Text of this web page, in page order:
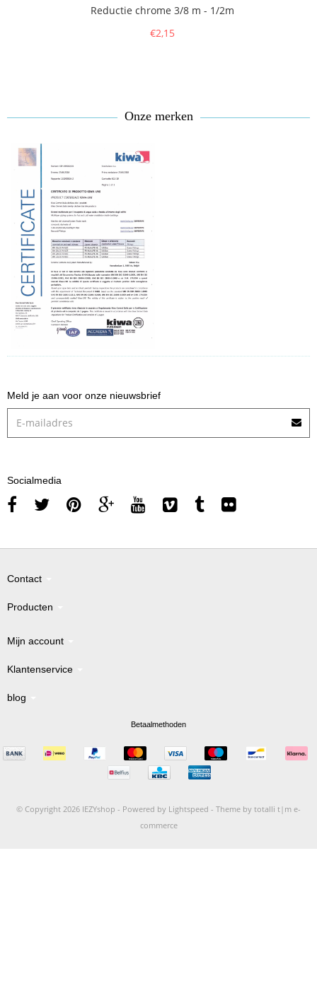
Reductie chrome 3/8 m - 1/2m
€2,15
Onze merken
Meld je aan voor onze nieuwsbrief
Socialmedia
Contact
Producten
Mijn account
Klantenservice
blog
Betaalmethoden
© Copyright 2026 IEZYshop - Powered by Lightspeed - Theme by totalli t|m e-
commerce